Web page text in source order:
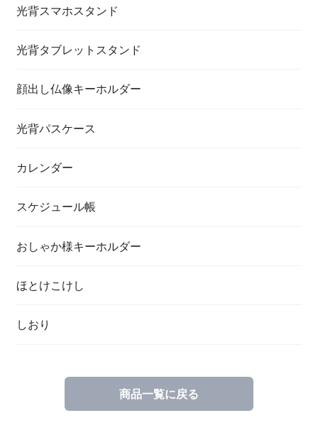
光背スマホスタンド
光背タブレットスタンド
顔出し仏像キーホルダー
光背パスケース
カレンダー
スケジュール帳
おしゃか様キーホルダー
ほとけこけし
しおり
商品一覧に戻る